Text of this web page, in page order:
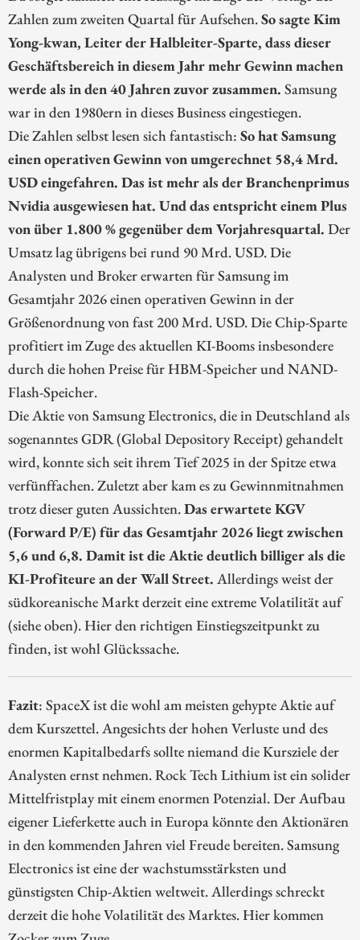
Zahlen zum zweiten Quartal für Aufsehen.So sagte Kim
Yong-kwan, Leiter der Halbleiter-Sparte, dass dieser
Geschäftsbereich in diesem Jahr mehr Gewinn machen
werde als in den 40 Jahren zuvor zusammen. Samsung
war in den 1980ern in dieses Business eingestiegen.
Die Zahlen selbst lesen sich fantastisch: So hat Samsung
einen operativen Gewinn von umgerechnet 58,4 Mrd.
USD eingefahren. Das ist mehr als der Branchenprimus
Nvidia ausgewiesen hat. Und das entspricht einem Plus
von über 1.800 % gegenüber dem Vorjahresquartal. Der
Umsatz lag übrigens bei rund 90 Mrd. USD. Die
Analysten und Broker erwarten für Samsung im
Gesamtjahr 2026 einen operativen Gewinn in der
Größenordnung von fast 200 Mrd. USD. Die Chip-Sparte
profitiert im Zuge des aktuellen KI-Booms insbesondere
durch die hohen Preise für HBM-Speicher und NAND-
Flash-Speicher.
Die Aktie von Samsung Electronics, die in Deutschland als
sogenanntes GDR (Global Depository Receipt) gehandelt
wird, konnte sich seit ihrem Tief 2025 in der Spitze etwa
verfünffachen. Zuletzt aber kam es zu Gewinnmitnahmen
trotz dieser guten Aussichten.Das erwartete KGV
(Forward P/E) für das Gesamtjahr 2026 liegt zwischen
5,6 und 6,8. Damit ist die Aktie deutlich billiger als die
KI-Profiteure an der Wall Street. Allerdings weist der
südkoreanische Markt derzeit eine extreme Volatilität auf
(siehe oben). Hier den richtigen Einstiegszeitpunkt zu
finden, ist wohl Glückssache.
Fazit: SpaceX ist die wohl am meisten gehypte Aktie auf
dem Kurszettel. Angesichts der hohen Verluste und des
enormen Kapitalbedarfs sollte niemand die Kursziele der
Analysten ernst nehmen. Rock Tech Lithium ist ein solider
Mittelfristplay mit einem enormen Potenzial. Der Aufbau
eigener Lieferkette auch in Europa könnte den Aktionären
in den kommenden Jahren viel Freude bereiten. Samsung
Electronics ist eine der wachstumsstärksten und
günstigsten Chip-Aktien weltweit. Allerdings schreckt
derzeit die hohe Volatilität des Marktes. Hier kommen